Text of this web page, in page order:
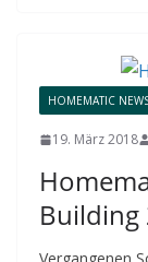
HOMEMATIC
19. März 2018
Building